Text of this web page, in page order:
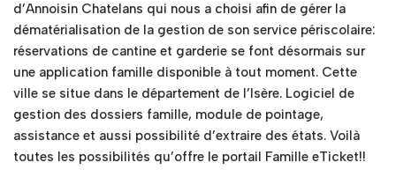
d’Annoisin Chatelans qui nous a choisi afin de gérer la
dématérialisation de la gestion de son service périscolaire:
réservations de cantine et garderie se font désormais sur
une application famille disponible à tout moment. Cette
ville se situe dans le département de l’Isère. Logiciel de
gestion des dossiers famille, module de pointage,
assistance et aussi possibilité d’extraire des états. Voilà
toutes les possibilités qu’offre le portail Famille eTicket!!